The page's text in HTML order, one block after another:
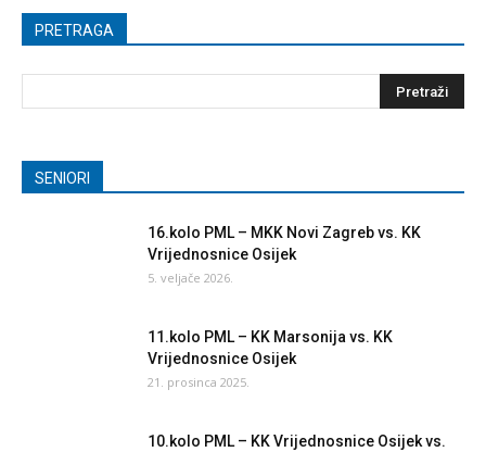
PRETRAGA
SENIORI
16.kolo PML – MKK Novi Zagreb vs. KK
Vrijednosnice Osijek
5. veljače 2026.
11.kolo PML – KK Marsonija vs. KK
Vrijednosnice Osijek
21. prosinca 2025.
10.kolo PML – KK Vrijednosnice Osijek vs.